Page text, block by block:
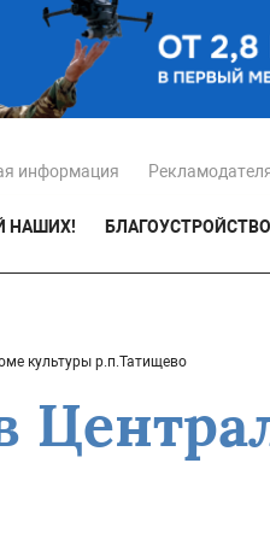
информация
НАШИХ! БЛАГОУСТРОЙСТВО
культуры р.п.Татищево